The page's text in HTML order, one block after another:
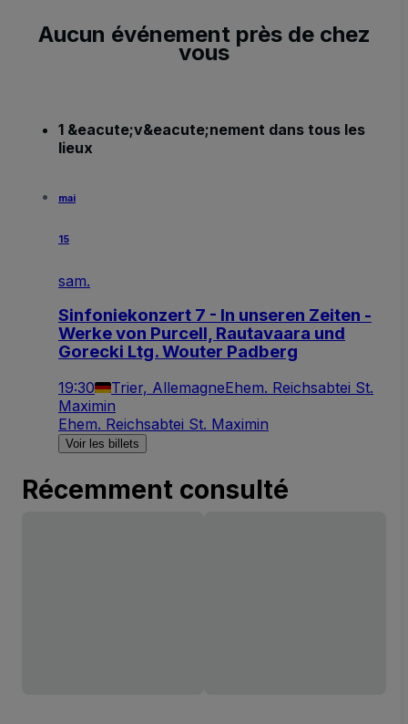
Aucun événement près de chez
vous
1 &eacute;v&eacute;nement dans tous les
lieux
mai
15
sam.
Sinfoniekonzert 7 - In unseren Zeiten -
Werke von Purcell, Rautavaara und
Gorecki Ltg. Wouter Padberg
19:30 Trier, AllemagneEhem. Reichsabtei St.
Maximin
Ehem. Reichsabtei St. Maximin
Voir les billets
Récemment consulté